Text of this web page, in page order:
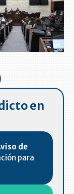
en
de
para